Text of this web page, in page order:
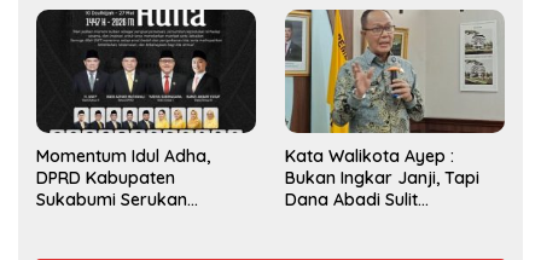
Momentum Idul Adha,
DPRD Kabupaten
Sukabumi Serukan
Kata Walikota Ayep :
Bukan Ingkar Janji, Tapi
Dana Abadi Sulit